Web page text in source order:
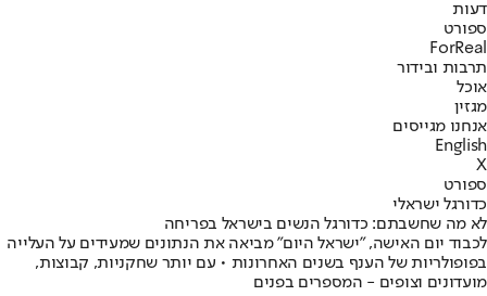
דעות
ספורט
ForReal
תרבות ובידור
אוכל
מגזין
אנחנו מגייסים
English
X
ספורט
כדורגל ישראלי
לא מה שחשבתם: כדורגל הנשים בישראל בפריחה
לכבוד יום האישה, "ישראל היום" מביאה את הנתונים שמעידים על העלייה
בפופולריות של הענף בשנים האחרונות • עם יותר שחקניות, קבוצות,
מועדונים וצופים - המספרים בפנים